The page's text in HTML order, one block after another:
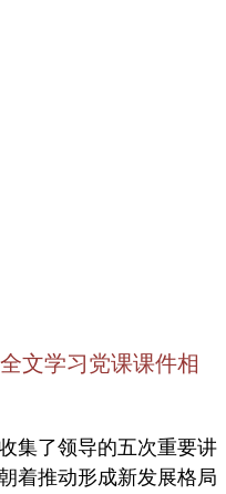
文学习党课课件相
集了领导的五次重要讲
着推动形成新发展格局